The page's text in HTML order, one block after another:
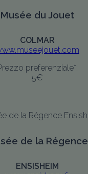
Musée du Jouet
COLMAR
preferenziale*:
5€
de la Régence
ENSISHEIM